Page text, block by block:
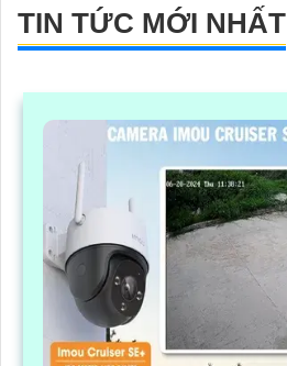
TIN TỨC MỚI NHẤT